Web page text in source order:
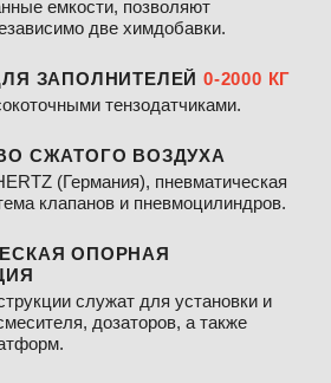
емкости, позволяют
две химдобавки.
ЗАПОЛНИТЕЛЕЙ0-2000 КГ
тензодатчиками.
СЖАТОГО ВОЗДУХА
(Германия), пневматическая
клапанов и пневмоцилиндров.
ОПОРНАЯ
служат для установки и
дозаторов, а также